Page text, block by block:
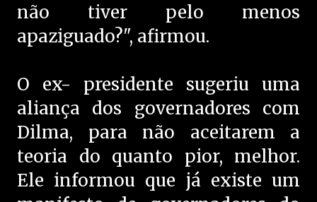
não tiver pelo menos
apaziguado?", afirmou.
O ex- presidente sugeriu uma
aliança dos governadores com
Dilma, para não aceitarem a
teoria do quanto pior, melhor.
Ele informou que já existe um